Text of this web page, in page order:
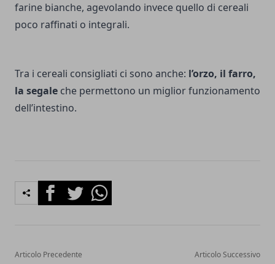
farine bianche, agevolando invece quello di cereali
poco raffinati o integrali.
Tra i cereali consigliati ci sono anche: l’orzo, il farro,
la segale che permettono un miglior funzionamento
dell’intestino.
FacebookTwitterWhatsapp
Articolo Precedente Articolo Successivo